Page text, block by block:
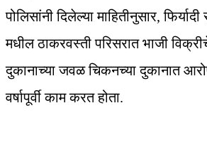
पोलिसांनी दिलेल्या माहितीनुसार,
मधील ठाकरवस्ती परिसरात भाजी
दुकानाच्या जवळ चिकनच्या दुकानात
वर्षापूर्वी काम करत होता.